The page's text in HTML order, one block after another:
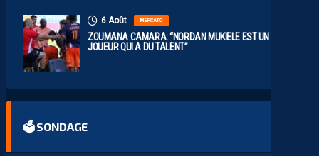
6 Août MERCATO
ZOUMANA CAMARA: “NORDAN MUKIELE EST UN
JOUEUR QUI A DU TALENT”
🗳 SONDAGE